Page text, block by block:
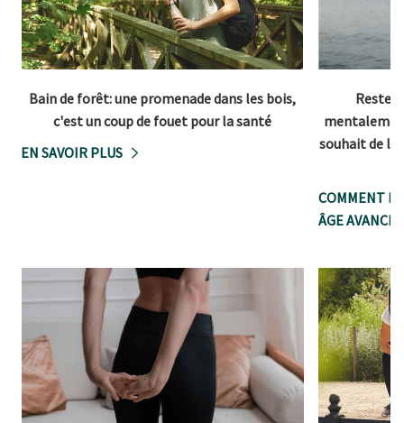
Bain de forêt: une promenade dans les bois,
c'est un coup de fouet pour la santé
EN SAVOIR PLUS
Rester
souhait de la
COMMENT
ÂGE AVANCÉ